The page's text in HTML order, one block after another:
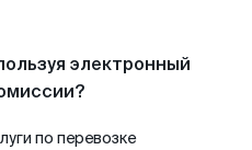
электронный
по перевозке